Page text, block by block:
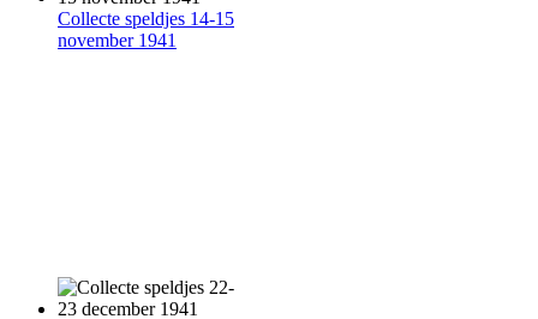
Collecte speldjes 14-15
november 1941